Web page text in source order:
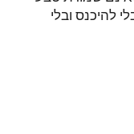
להיכנס ובלי